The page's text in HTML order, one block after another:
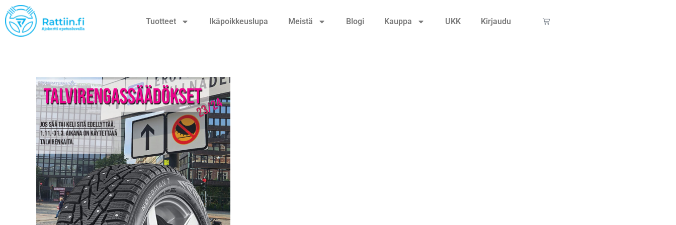
Tuotteet Ikäpoikkeuslupa Meistä Blogi Kauppa UKK Kirjaudu